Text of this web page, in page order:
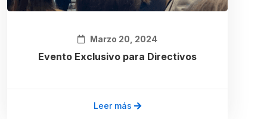
Marzo 20, 2024
Evento Exclusivo para Directivos
Leer más